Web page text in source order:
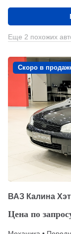
Еще 2 похожих
Скоро в
ВАЗ Калина
Цена по